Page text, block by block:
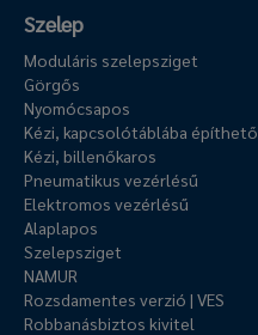
Szelep
Moduláris szelepsziget
Görgős
Nyomócsapos
Kézi, kapcsolótáblába építhető
Kézi, billenőkaros
Pneumatikus vezérlésű
Elektromos vezérlésű
Alaplapos
Szelepsziget
NAMUR
Rozsdamentes verzió | VES
Robbanásbiztos kivitel